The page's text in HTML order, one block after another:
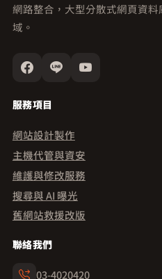
網路整合，大型分散式網頁資
域。
服務項目
網站設計製作
主機代管與資安
維護與修改服務
搜尋與 AI 曝光
舊網站救援改版
聯絡我們
03-4020420